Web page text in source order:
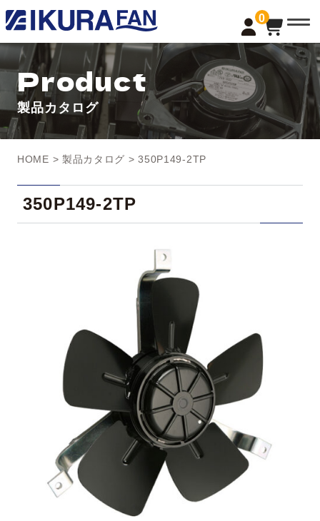
0
t
o
g
l
e
a
v
i
g
a
n
Product
製品カタログ
HOME > 製品カタログ > 350P149-2TP
350P149-2TP